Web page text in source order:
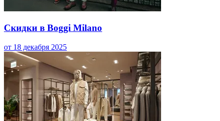
Скидки в Boggi Milano
от 18 декабря 2025